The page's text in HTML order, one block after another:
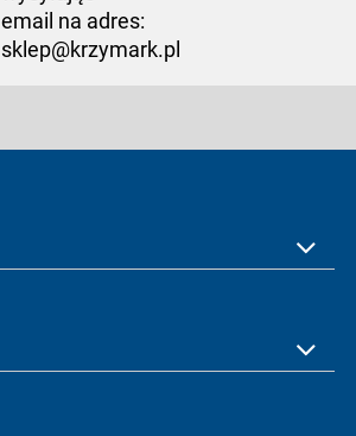
email na adres:
sklep@krzymark.pl